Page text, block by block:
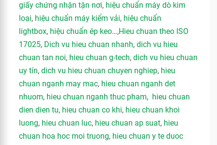
giấy chứng nhận tận nơi, hiệu chuẩn máy dò kim
loại, hiệu chuẩn máy kiểm vải, hiệu chuẩn
lightbox, hiệu chuẩn ép keo…,Hieu chuan theo ISO
17025, Dich vu hieu chuan nhanh, dich vu hieu
chuan tan noi, hieu chuan g-tech, dich vu hieu chuan
uy tín, dich vu hieu chuan chuyen nghiep, hieu
chuan nganh may mac, hieu chuan nganh det
nhuom, hieu chuan nganh thuc pham, hieu chuan
dien dien tu, hieu chuan co khi, hieu chuan khoi
luong, hieu chuan luc, hieu chuan ap suat, hieu
chuan hoa hoc moi truong, hieu chuan y te duoc